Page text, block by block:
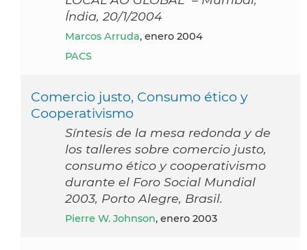
Índia, 20/1/2004
Marcos Arruda, enero 2004
PACS
Comercio justo, Consumo ético y
Cooperativismo
Síntesis de la mesa redonda y de
los talleres sobre comercio justo,
consumo ético y cooperativismo
durante el Foro Social Mundial
2003, Porto Alegre, Brasil.
Pierre W. Johnson, enero 2003